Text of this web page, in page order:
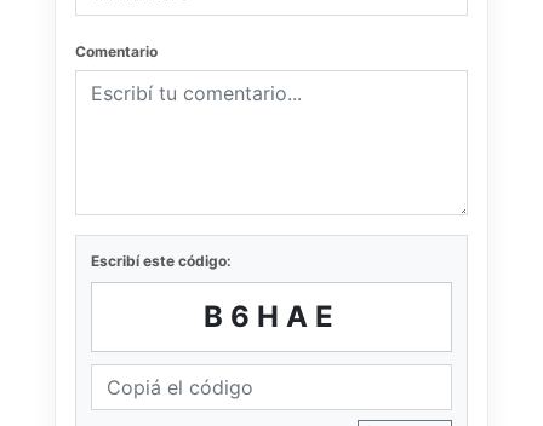
Comentario
Escribí este código:
B6HAE